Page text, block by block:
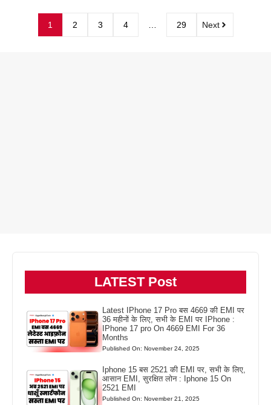
1 2 3 4 29 Next
LATEST Post
Latest IPhone 17 Pro बस 4669 की EMI पर
36 महीनों के लिए, सभी के EMI पर IPhone :
IPhone 17 pro On 4669 EMI For 36
Months
Published On: November 24, 2025
Iphone 15 बस 2521 की EMI पर, सभी के लिए,
आसान EMI, सुरक्षित लोन : Iphone 15 On
2521 EMI
Published On: November 21, 2025